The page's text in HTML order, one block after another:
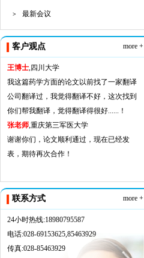
> 最新会议
客户观点 more +
王博士,四川大学
我这篇药学方面的论文以前找了一家翻译
公司翻译过，我觉得翻译不好，这次找到
你们帮我翻译，觉得翻译得很好......！
张老师,重庆第三军医大学
谢谢你们，论文顺利通过，现在已经发
表，期待再次合作！
联系方式 more +
24小时热线:18980795587
电话:028-69153625,85463929
传真:028-85463929